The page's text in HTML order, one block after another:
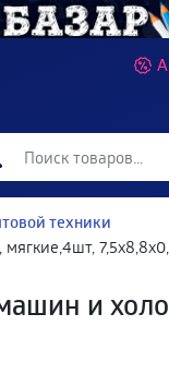
техники
и